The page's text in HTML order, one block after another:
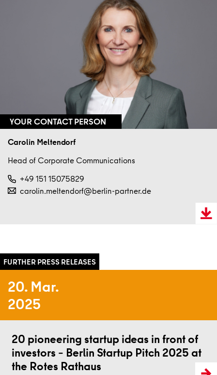
YOUR CONTACT PERSON
Carolin Meltendorf
Head of Corporate Communications
+49 151 15075829
carolin.meltendorf@berlin-partner.de
VCard
20. Mar.
2025
20 pioneering startup ideas in front of
investors – Berlin Startup Pitch 2025 at
the Rotes Rathaus